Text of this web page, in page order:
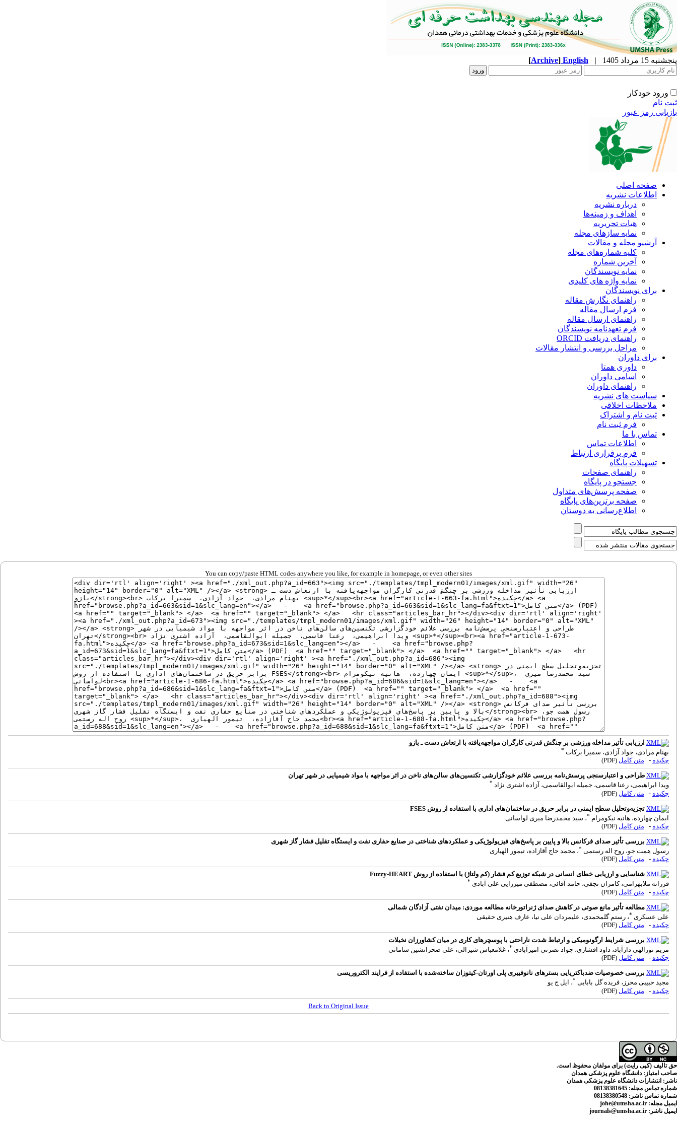
پنجشنبه 15 مرداد 1405 |
English
[Archive]
ورود خودکار
ثبت نام
بازیابی رمز عبور
صفحه اصلی
اطلاعات نشریه
درباره نشریه
اهداف و زمینه‌ها
هیات تحریریه
نمایه سازهای مجله
آرشیو مجله و مقالات
کلیه شماره‌های مجله
آخرین شماره
نمایه نویسندگان
نمایه واژه های کلیدی
برای نویسندگان
راهنمای نگارش مقاله
فرم ارسال مقاله
راهنمای ارسال مقاله
فرم تعهدنامه نویسندگان
راهنمای دریافت ORCID
مراحل بررسی و انتشار مقالات
برای داوران
داوری همتا
اسامی داوران
راهنمای داوران
سیاست های نشریه
ملاحظات اخلاقی
ثبت نام و اشتراک
فرم ثبت نام
تماس با ما
اطلاعات تماس
فرم برقراری ارتباط
تسهیلات پایگاه
راهنمای صفحات
جستجو در پایگاه
صفحه پرسش‌های متداول
صفحه برترین‌های پایگاه
اطلاع‌رسانی به دوستان
You can copy/paste HTML codes anywhere you like, for example in homepage, or even other sites
ارزیابی تأثیر مداخله ورزشی بر چنگش قدرتی کارگران مواجهه‌یافته با ارتعاش دست ـ بازو
بهنام مرادی، جواد آزادی، سمیرا برکات *
چکیده - متن کامل (PDF)
طراحی و اعتبارسنجی پرسش‌نامه بررسی علائم خودگزارشی تکنسین‌های سالن‌های ناخن در اثر مواجهه با مواد شیمیایی در شهر تهران
ویدا ابراهیمی، رعنا قاسمی، جمیله ابوالقاسمی، آزاده اشتری نژاد *
چکیده - متن کامل (PDF)
تجزیه‌وتحلیل سطح ایمنی در برابر حریق در ساختمان‌های اداری با استفاده از روش FSES
ایمان چهارده، هانیه نیکومرام *، سید محمدرضا میری لواسانی
چکیده - متن کامل (PDF)
بررسی تأثیر صدای فرکانس بالا و پایین بر پاسخ‌های فیزیولوژیکی و عملکردهای شناختی در صنایع حفاری نفت و ایستگاه تقلیل فشار گاز شهری
رسول همت جو، روح اله رستمی *، محمد حاج آقازاده، تیمور الهیاری
چکیده - متن کامل (PDF)
شناسایی و ارزیابی خطای انسانی در شبکه توزیع کم فشار (کم ولتاژ) با استفاده از روش Fuzzy-HEART
فرزانه ملابهرامی، کامران نجفی، حامد آقائی، مصطفی میرزایی علی آبادی *
چکیده - متن کامل (PDF)
مطالعه تأثیر مانع صوتی در کاهش صدای ژنراتورخانه مطالعه موردی: میدان نفتی آزادگان شمالی
علی عسکری *، رستم گلمحمدی، علیمردان علی نیا، عارف هنیری حقیقی
چکیده - متن کامل (PDF)
بررسی شرایط ارگونومیکی و ارتباط شدت ناراحتی با پوسچرهای کاری در میان کشاورزان نخیلات
مریم نورالهی دارآباد، داود افشاری، جواد نصرتی امیرآبادی *، غلامعباس شیرالی، علی صحرانشین سامانی
چکیده - متن کامل (PDF)
بررسی خصوصیات ضدباکتریایی بسترهای نانوفیبری پلی اورتان-کیتوزان ساخته‌شده با استفاده از فرایند الکتروریسی
مجید حبیبی محرز، فریده گل بابایی *، ایل ج یو
چکیده - متن کامل (PDF)
Back to Original Issue
حق تالیف (کپی رایت) برای مولفان محفوظ است.
صاحب امتیاز: دانشگاه علوم پزشکی همدان
ناشر: انتشارات دانشگاه علوم پزشکی همدان
شماره تماس مجله: 08138381645
شماره تماس ناشر:
ایمیل مجله:
ایمیل ناشر: